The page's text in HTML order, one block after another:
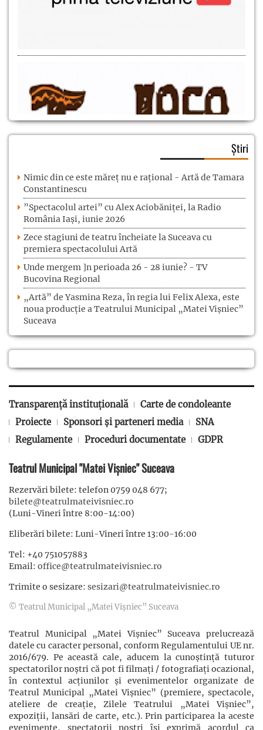
Știri
Nimic din ce este măreț nu e rațional - Artă de Tamara
Constantinescu
”Spectacolul artei” cu Alex Aciobăniței, la Radio
România Iași, iunie 2026
Zece stagiuni de teatru încheiate la Suceava cu
premiera spectacolului Artă
Unde mergem ]n perioada 26 - 28 iunie? - TV
Bucovina Regional
„Artă” de Yasmina Reza, în regia lui Felix Alexa, este
noua producție a Teatrului Municipal „Matei Vișniec”
Suceava
Transparență instituțională
Carte de condoleante
Proiecte
Sponsori și parteneri media
SNA
Regulamente
Proceduri documentate GDPR
Teatrul Municipal "Matei Vișniec" Suceava
Rezervări bilete: telefon 0759 048 677;
bilete@teatrulmateivisniec.ro
(Luni-Vineri între 8:00-14:00)
Eliberări bilete: Luni-Vineri între 13:00-16:00
Tel: +40 751057883
Email: office@teatrulmateivisniec.ro
Trimite o sesizare: sesizari@teatrulmateivisniec.ro
© Teatrul Municipal „Matei Vișniec” Suceava
Teatrul Municipal „Matei Vișniec” Suceava prelucrează
datele cu caracter personal, conform Regulamentului UE nr.
2016/679. Pe această cale, aducem la cunoștință tuturor
spectatorilor noștri că pot fi filmaţi / fotografiaţi ocazional,
în contextul acţiunilor şi evenimentelor organizate de
Teatrul Municipal „Matei Vișniec” (premiere, spectacole,
ateliere de creație, Zilele Teatrului „Matei Vișniec”,
expoziții, lansări de carte, etc.). Prin participarea la aceste
evenimente, spectatorii noștri își exprimă acordul ca